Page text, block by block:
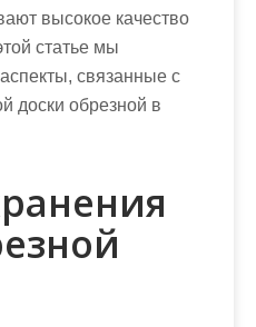
высокое качество
статье мы
связанные с
доски обрезной в